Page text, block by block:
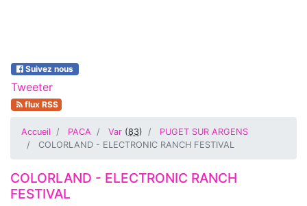
Suivez nous
Tweeter
flux RSS
Accueil PACA Var (83)
PUGET SUR ARGENS
COLORLAND - ELECTRONIC RANCH FESTIVAL
COLORLAND - ELECTRONIC RANCH
FESTIVAL